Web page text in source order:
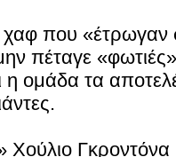
που «έτρωγαν
πέταγε
η ομάδα τα
Χούλιο